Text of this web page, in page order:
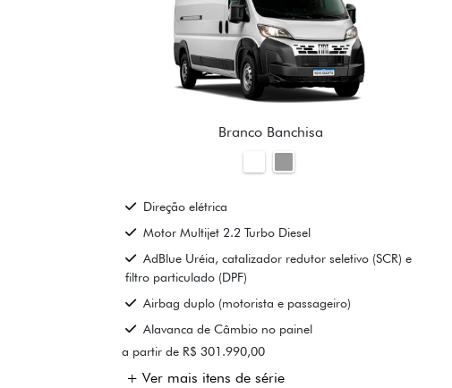
Branco Banchisa
Direção elétrica
Motor Multijet 2.2 Turbo Diesel
AdBlue Uréia, catalizador redutor seletivo (SCR) e
filtro particulado (DPF)
Airbag duplo (motorista e passageiro)
Alavanca de Câmbio no painel
a partir de R$ 301.990,00
+ Ver mais itens de série